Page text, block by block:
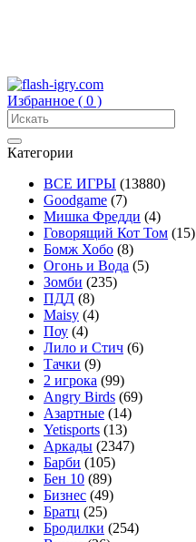
Избранное ( 0 )
Категории
ВСЕ ИГРЫ (13880)
Goodgame (7)
Мишка Фредди (4)
Говорящий Кот Том (15)
Бомж Хобо (8)
Огонь и Вода (5)
Зомби (235)
ПДД (8)
Maisy (4)
Поу (4)
Лило и Стич (6)
Тачки (9)
2 игрока (99)
Angry Birds (69)
Азартные (14)
Yetisports (13)
Аркады (2347)
Барби (105)
Бен 10 (89)
Бизнес (49)
Братц (25)
Бродилки (254)